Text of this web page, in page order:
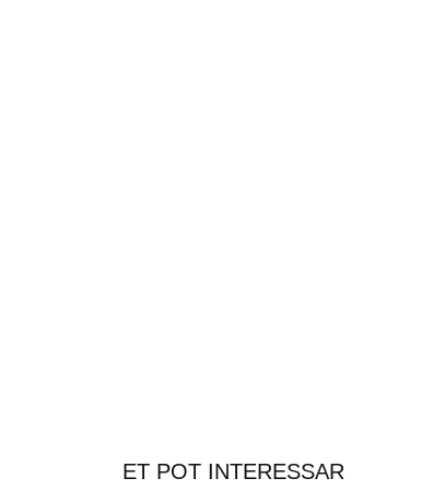
ET POT INTERESSAR